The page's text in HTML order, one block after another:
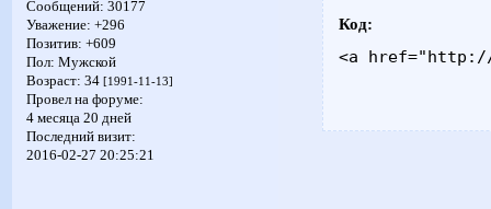
Сообщений: 30177
Уважение: +296
Позитив: +609
Пол: Мужской
Возраст: 34 [1991-11-13]
Провел на форуме:
4 месяца 20 дней
Последний визит:
2016-02-27 20:25:21
Код:
<a href="http://